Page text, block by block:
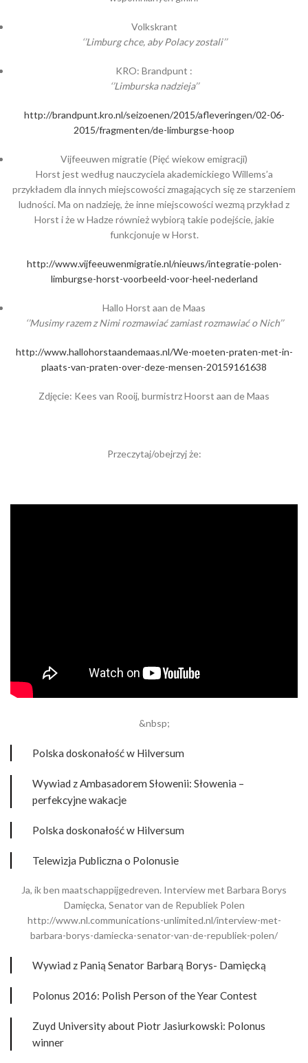
Volkskrant
‘’Limburg chce, aby Polacy zostali’’
KRO: Brandpunt :
‘’Limburska nadzieja’’
http://brandpunt.kro.nl/seizoenen/2015/afleveringen/02-06-
2015/fragmenten/de-limburgse-hoop
Vijfeeuwen migratie (Pięć wiekow emigracji)
Horst jest według nauczyciela akademickiego Willems’a
przykładem dla innych miejscowości zmagających się ze starzeniem
ludności. Ma on nadzieję, że inne miejscowości wezmą przykład z
Horst i że w Hadze również wybiorą takie podejście, jakie
funkcjonuje w Horst.
http://www.vijfeeuwenmigratie.nl/nieuws/integratie-polen-
limburgse-horst-voorbeeld-voor-heel-nederland
Hallo Horst aan de Maas
‘’Musimy razem z Nimi rozmawiać zamiast rozmawiać o Nich’’
http://www.hallohorstaandemaas.nl/We-moeten-praten-met-in-
plaats-van-praten-over-deze-mensen-20159161638
Zdjęcie: Kees van Rooij, burmistrz Hoorst aan de Maas
Przeczytaj/obejrzyj że:
&nbsp;
Polska doskonałość w Hilversum
Wywiad z Ambasadorem Słowenii: Słowenia –
perfekcyjne wakacje
Polska doskonałość w Hilversum
Telewizja Publiczna o Polonusie
Ja, ik ben maatschappijgedreven. Interview met Barbara Borys
Damięcka, Senator van de Republiek Polen
http://www.nl.communications-unlimited.nl/interview-met-
barbara-borys-damiecka-senator-van-de-republiek-polen/
Wywiad z Panią Senator Barbarą Borys- Damięcką
Polonus 2016: Polish Person of the Year Contest
Zuyd University about Piotr Jasiurkowski: Polonus
winner